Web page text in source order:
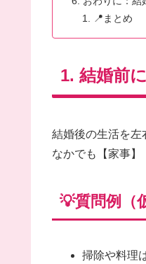
📍まとめ
1. 結婚前
結婚後の生活を左
なかでも【家事】
💡質問例（
掃除や料理